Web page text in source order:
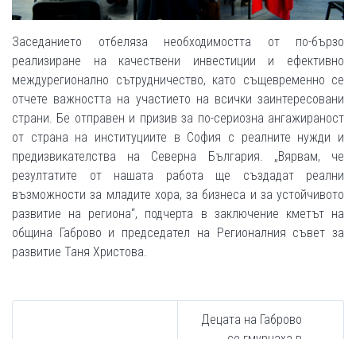
Заседанието отбеляза необходимостта от по-бързо
реализиране на качествени инвестиции и ефективно
междурегионално сътрудничество, като същевременно се
отчете важността на участието на всички заинтересовани
страни. Бе отправен и призив за по-сериозна ангажираност
от страна на институциите в София с реалните нужди и
предизвикателства на Северна България. „Вярвам, че
резултатите от нашата работа ще създадат реални
възможности за младите хора, за бизнеса и за устойчивото
развитие на региона“, подчерта в заключение кметът на
община Габрово и председател на Регионалния съвет за
развитие Таня Христова.
Децата на Габрово